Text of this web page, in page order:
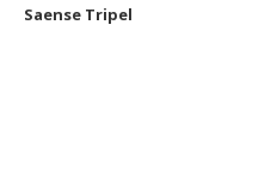
Saense Tripel